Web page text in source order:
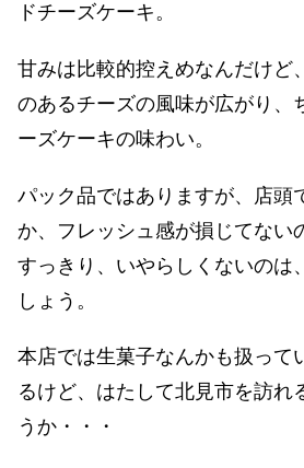
ドチーズケーキ。
甘みは比較的控えめなんだけど
のあるチーズの風味が広がり、
ーズケーキの味わい。
パック品ではありますが、店頭
か、フレッシュ感が損じてない
すっきり、いやらしくないのは
しょう。
本店では生菓子なんかも扱って
るけど、はたして北見市を訪れ
うか・・・